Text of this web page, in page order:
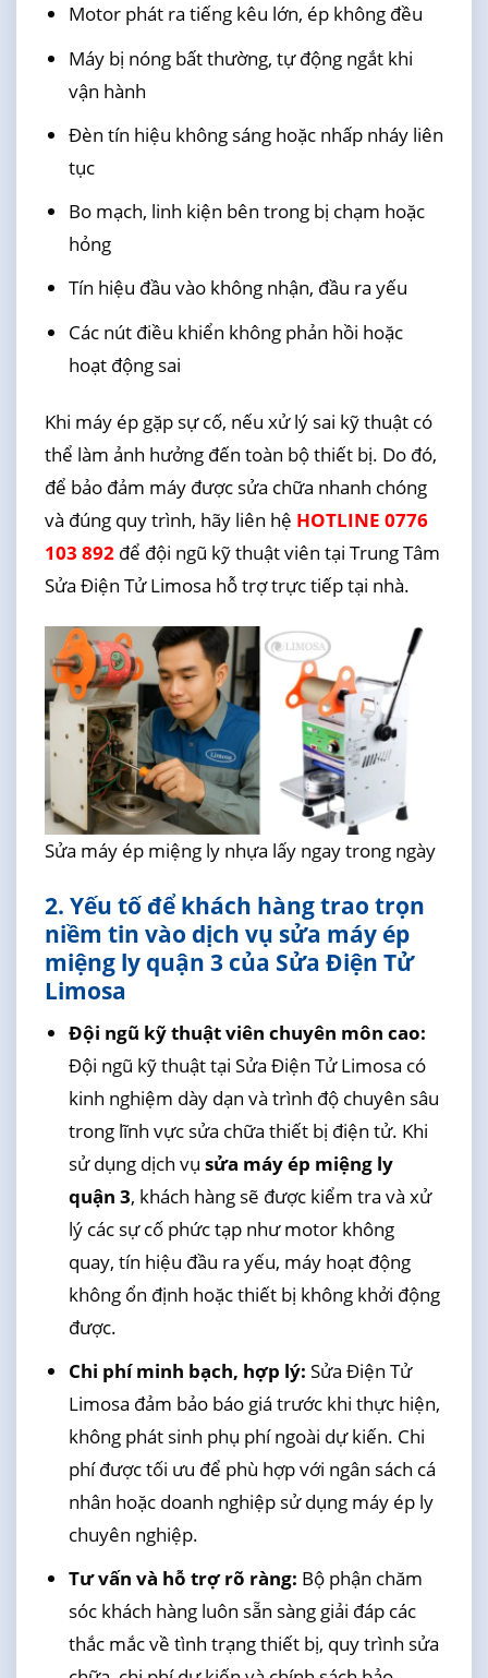
Motor phát ra tiếng kêu lớn, ép không đều
Máy bị nóng bất thường, tự động ngắt khi
vận hành
Đèn tín hiệu không sáng hoặc nhấp nháy liên
tục
Bo mạch, linh kiện bên trong bị chạm hoặc
hỏng
Tín hiệu đầu vào không nhận, đầu ra yếu
Các nút điều khiển không phản hồi hoặc
hoạt động sai
Khi máy ép gặp sự cố, nếu xử lý sai kỹ thuật có
thể làm ảnh hưởng đến toàn bộ thiết bị. Do đó,
để bảo đảm máy được sửa chữa nhanh chóng
và đúng quy trình, hãy liên hệ HOTLINE 0776
103 892để đội ngũ kỹ thuật viên tại Trung Tâm
Sửa Điện Tử Limosa hỗ trợ trực tiếp tại nhà.
Sửa máy ép miệng ly nhựa lấy ngay trong ngày
2. Yếu tố để khách hàng trao trọn
niềm tin vào dịch vụ sửa máy ép
miệng ly quận 3 của Sửa Điện Tử
Limosa
Đội ngũ kỹ thuật viên chuyên môn cao:
Đội ngũ kỹ thuật tại Sửa Điện Tử Limosa có
kinh nghiệm dày dạn và trình độ chuyên sâu
trong lĩnh vực sửa chữa thiết bị điện tử. Khi
sử dụng dịch vụ sửa máy ép miệng ly
quận 3, khách hàng sẽ được kiểm tra và xử
lý các sự cố phức tạp như motor không
quay, tín hiệu đầu ra yếu, máy hoạt động
không ổn định hoặc thiết bị không khởi động
được.
Chi phí minh bạch, hợp lý: Sửa Điện Tử
Limosa đảm bảo báo giá trước khi thực hiện,
không phát sinh phụ phí ngoài dự kiến. Chi
phí được tối ưu để phù hợp với ngân sách cá
nhân hoặc doanh nghiệp sử dụng máy ép ly
chuyên nghiệp.
Tư vấn và hỗ trợ rõ ràng: Bộ phận chăm
sóc khách hàng luôn sẵn sàng giải đáp các
thắc mắc về tình trạng thiết bị, quy trình sửa